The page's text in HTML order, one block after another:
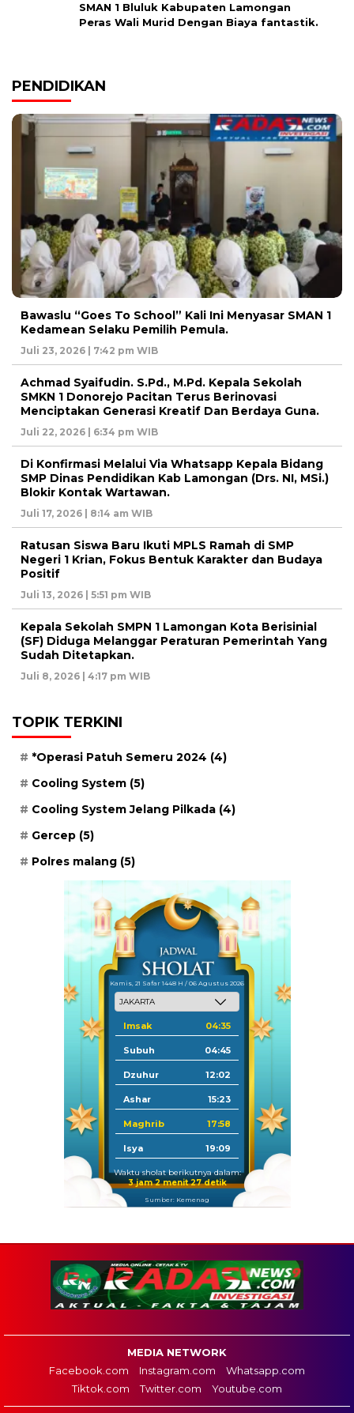
SMAN 1 Bluluk Kabupaten Lamongan
Peras Wali Murid Dengan Biaya fantastik.
PENDIDIKAN
Bawaslu “Goes To School” Kali Ini Menyasar SMAN 1
Kedamean Selaku Pemilih Pemula.
Juli 23, 2026 | 7:42 pm WIB
Achmad Syaifudin. S.Pd., M.Pd. Kepala Sekolah
SMKN 1 Donorejo Pacitan Terus Berinovasi
Menciptakan Generasi Kreatif Dan Berdaya Guna.
Juli 22, 2026 | 6:34 pm WIB
Di Konfirmasi Melalui Via Whatsapp Kepala Bidang
SMP Dinas Pendidikan Kab Lamongan (Drs. NI, MSi.)
Blokir Kontak Wartawan.
Juli 17, 2026 | 8:14 am WIB
Ratusan Siswa Baru Ikuti MPLS Ramah di SMP
Negeri 1 Krian, Fokus Bentuk Karakter dan Budaya
Positif
Juli 13, 2026 | 5:51 pm WIB
Kepala Sekolah SMPN 1 Lamongan Kota Berisinial
(SF) Diduga Melanggar Peraturan Pemerintah Yang
Sudah Ditetapkan.
Juli 8, 2026 | 4:17 pm WIB
TOPIK TERKINI
*Operasi Patuh Semeru 2024 (4)
Cooling System (5)
Cooling System Jelang Pilkada (4)
Gercep (5)
Polres malang (5)
Kamis, 21 Safar 1448 H / 06 Agustus 2026
Imsak 04:35
Subuh 04:45
Dzuhur 12:02
Ashar 15:23
Maghrib 17:58
Isya 19:09
Waktu sholat berikutnya dalam:
3 jam 2 menit 26 detik
Sumber: Kemenag
MEDIA NETWORK
Facebook.com
Instagram.com
Whatsapp.com
Tiktok.com
Twitter.com Youtube.com